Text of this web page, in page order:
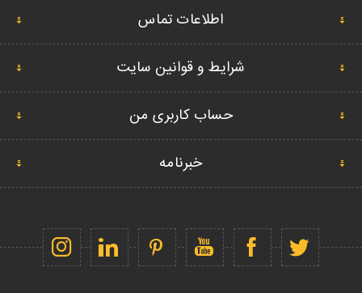
اطلاعات تماس
شرایط و قوانین سایت
حساب کاربری من
خبرنامه